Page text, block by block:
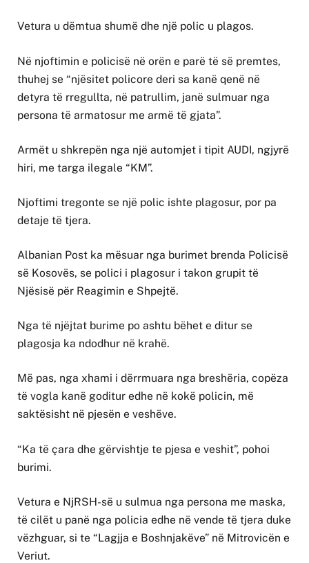
Vetura u dëmtua shumë dhe një polic u plagos.
Në njoftimin e policisë në orën e parë të së premtes,
thuhej se “njësitet policore deri sa kanë qenë në
detyra të rregullta, në patrullim, janë sulmuar nga
persona të armatosur me armë të gjata”.
Armët u shkrepën nga një automjet i tipit AUDI, ngjyrë
hiri, me targa ilegale “KM”.
Njoftimi tregonte se një polic ishte plagosur, por pa
detaje të tjera.
Albanian Post ka mësuar nga burimet brenda Policisë
së Kosovës, se polici i plagosur i takon grupit të
Njësisë për Reagimin e Shpejtë.
Nga të njëjtat burime po ashtu bëhet e ditur se
plagosja ka ndodhur në krahë.
Më pas, nga xhami i dërrmuara nga breshëria, copëza
të vogla kanë goditur edhe në kokë policin, më
saktësisht në pjesën e veshëve.
“Ka të çara dhe gërvishtje te pjesa e veshit”, pohoi
burimi.
Vetura e NjRSH-së u sulmua nga persona me maska,
të cilët u panë nga policia edhe në vende të tjera duke
vëzhguar, si te “Lagjja e Boshnjakëve” në Mitrovicën e
Veriut.